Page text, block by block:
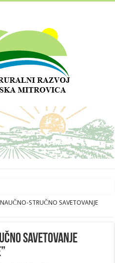
STRUČNO SAVETOVANJE
SAVETOVANJE